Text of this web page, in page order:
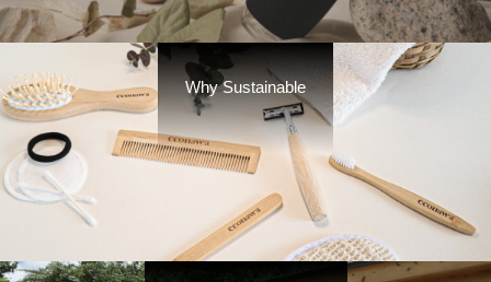
Why Sustainable